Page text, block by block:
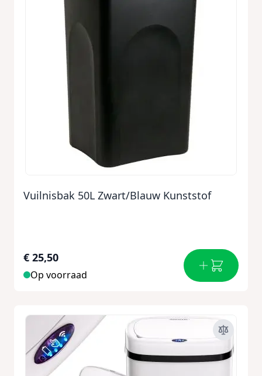
Vuilnisbak 50L Zwart/Blauw Kunststof
€ 25,50
Op voorraad